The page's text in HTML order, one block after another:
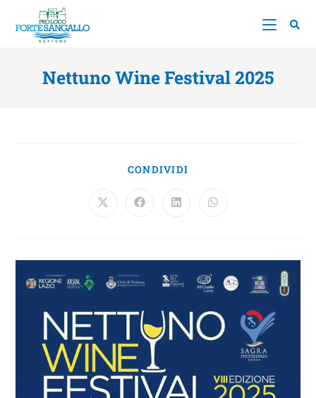
Nettuno Wine Festival 2025
CONDIVIDI
Player